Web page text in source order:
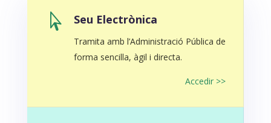
 Seu Electrònica
Tramita amb l’Administració Pública de
forma sencilla, àgil i directa.
Accedir >>